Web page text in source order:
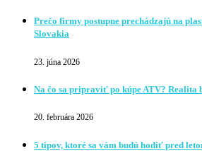
Prečo firmy postupne prechádzajú na
Slovakia
23. júna 2026
Na čo sa pripraviť po kúpe ATV?
20. februára 2026
5 tipov, ktoré sa vám budú hodiť pred